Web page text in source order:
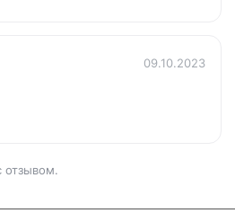
09.10.2023
отзывом.